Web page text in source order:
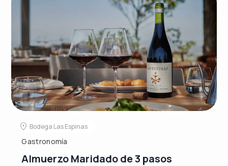
Bodega Las Espinas
Gastronomía
Almuerzo Maridado de 3 pasos